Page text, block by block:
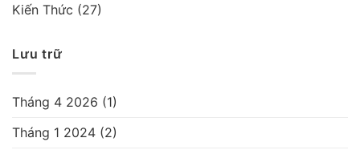
Kiến Thức (27)
Lưu trữ
Tháng 4 2026 (1)
Tháng 1 2024 (2)